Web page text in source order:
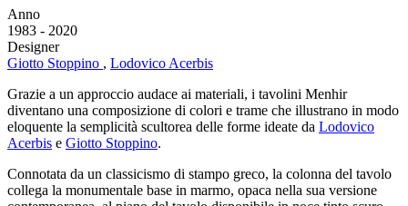
Anno
1983 - 2020
Designer
Giotto Stoppino , Lodovico Acerbis
Grazie a un approccio audace ai materiali, i tavolini Menhir
diventano una composizione di colori e trame che illustrano in modo
eloquente la semplicità scultorea delle forme ideate da Lodovico
Acerbis e Giotto Stoppino.
Connotata da un classicismo di stampo greco, la colonna del tavolo
collega la monumentale base in marmo, opaca nella sua versione